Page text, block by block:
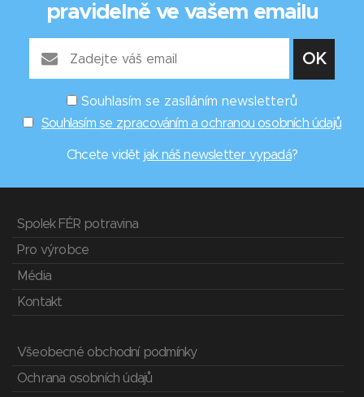
pravidelně ve vašem emailu
Souhlasím se zasíláním newsletterů
Souhlasím se zpracováním a ochranou osobních údajů
Chcete vidět jak náš newsletter vypadá?
Spolek FÉR potravina
Pro výrobce
Média
Kontakt
Všeobecné obchodní podmínky
Ochrana osobních údajů